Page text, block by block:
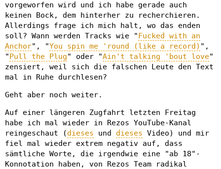
vorgeworfen wird und ich habe gerade auch
keinen Bock, dem hinterher zu recherchieren.
Allerdings frage ich mich halt, wo das enden
soll? Wann werden Tracks wie "Fucked with an
Anchor", "You spin me 'round (like a record) ",
"Pull the Plug" oder "Ain't talking 'bout love"
zensiert, weil sich die falschen Leute den Text
mal in Ruhe durchlesen?
Geht aber noch weiter.
Auf einer längeren Zugfahrt letzten Freitag
habe ich mal wieder in Rezos YouTube-Kanal
reingeschaut (dieses und dieses Video) und mir
fiel mal wieder extrem negativ auf, dass
sämtliche Worte, die irgendwie eine "ab 18"-
Konnotation haben, von Rezos Team radikal